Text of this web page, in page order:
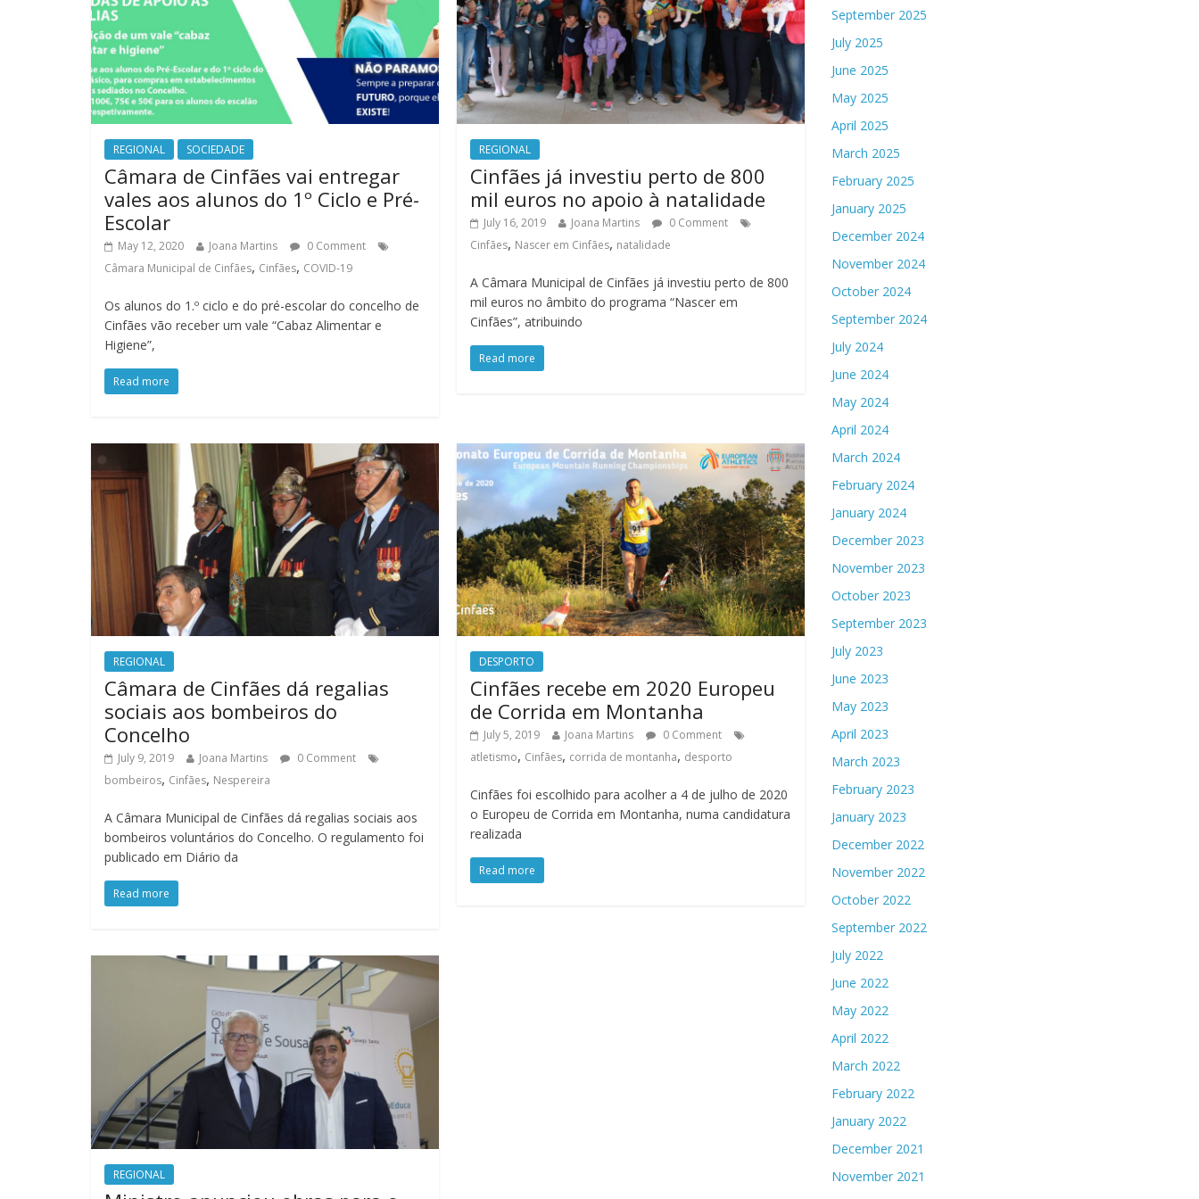
REGIONAL SOCIEDADE
Câmara de Cinfães vai entregar
vales aos alunos do 1º Ciclo e Pré-
Escolar
May 12, 2020 Joana Martins
0 Comment
Câmara Municipal de Cinfães, Cinfães, COVID-19
Os alunos do 1.º ciclo e do pré-escolar do concelho de
Cinfães vão receber um vale “Cabaz Alimentar e
Higiene”,
Read more
REGIONAL
Cinfães já investiu perto de 800
mil euros no apoio à natalidade
July 16, 2019 Joana Martins
0 Comment
Cinfães, Nascer em Cinfães, natalidade
A Câmara Municipal de Cinfães já investiu perto de 800
mil euros no âmbito do programa “Nascer em
Cinfães”, atribuindo
Read more
REGIONAL
Câmara de Cinfães dá regalias
sociais aos bombeiros do
Concelho
July 9, 2019 Joana Martins
0 Comment
bombeiros, Cinfães, Nespereira
A Câmara Municipal de Cinfães dá regalias sociais aos
bombeiros voluntários do Concelho. O regulamento foi
publicado em Diário da
Read more
DESPORTO
Cinfães recebe em 2020 Europeu
de Corrida em Montanha
July 5, 2019 Joana Martins
0 Comment
atletismo, Cinfães, corrida de montanha, desporto
Cinfães foi escolhido para acolher a 4 de julho de 2020
o Europeu de Corrida em Montanha, numa candidatura
realizada
Read more
REGIONAL
September 2025
July 2025
June 2025
May 2025
April 2025
March 2025
February 2025
January 2025
December 2024
November 2024
October 2024
September 2024
July 2024
June 2024
May 2024
April 2024
March 2024
February 2024
January 2024
December 2023
November 2023
October 2023
September 2023
July 2023
June 2023
May 2023
April 2023
March 2023
February 2023
January 2023
December 2022
November 2022
October 2022
September 2022
July 2022
June 2022
May 2022
April 2022
March 2022
February 2022
January 2022
December 2021
November 2021